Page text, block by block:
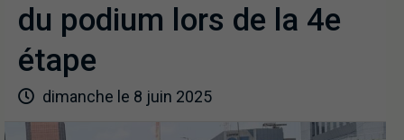
du podium lors de la 4e
étape
dimanche le 8 juin 2025